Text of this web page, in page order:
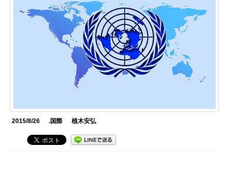
2015/8/26 .国際 植木安弘